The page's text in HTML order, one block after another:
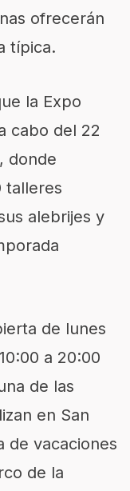
ofrecerán
típica.
la Expo
cabo del 22
donde
talleres
alebrijes y
de lunes
a 20:00
de las
en San
de vacaciones
de la